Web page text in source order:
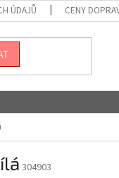
ÚDAJŮ CENY
304903